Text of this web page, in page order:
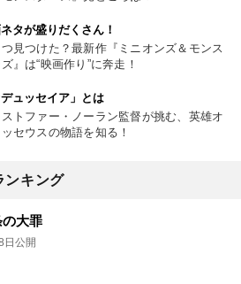
タが盛りだくさん！
見つけた？最新作『ミニオンズ＆モンス
』は“映画作り”に奔走！
デュッセイア」とは
トファー・ノーラン監督が挑む、英雄オ
セウスの物語を知る！
ンキング
大罪
日公開